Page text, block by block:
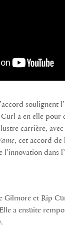
soulignent
a en elle
carrière,
, cet accord de
l’innovation dans
Gilmore et Rip
a ensuite